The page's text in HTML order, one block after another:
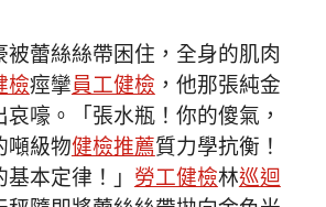
被蕾絲絲帶困住，全身的肌肉
檢痙攣員工健檢，他那張純金
嚎。「張水瓶！你的傻氣，
噸級物健檢推薦質力學抗衡！
基本定律！」勞工健檢林巡迴